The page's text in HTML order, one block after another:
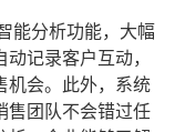
能分析功能，大幅
记录客户互动，
机会。此外，系统
售团队不会错过任